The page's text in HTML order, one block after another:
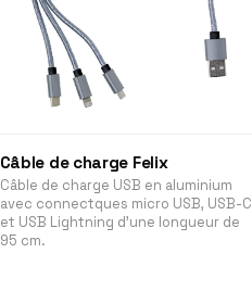
Câble de charge Felix
Câble de charge USB en aluminium
avec connectques micro USB, USB-C
et USB Lightning d'une longueur de
95 cm.